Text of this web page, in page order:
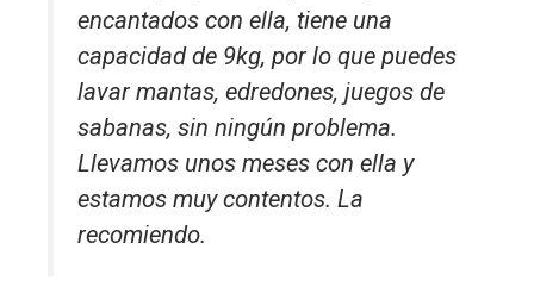
encantados con ella, tiene una
capacidad de 9kg, por lo que puedes
lavar mantas, edredones, juegos de
sabanas, sin ningún problema.
Llevamos unos meses con ella y
estamos muy contentos. La
recomiendo.